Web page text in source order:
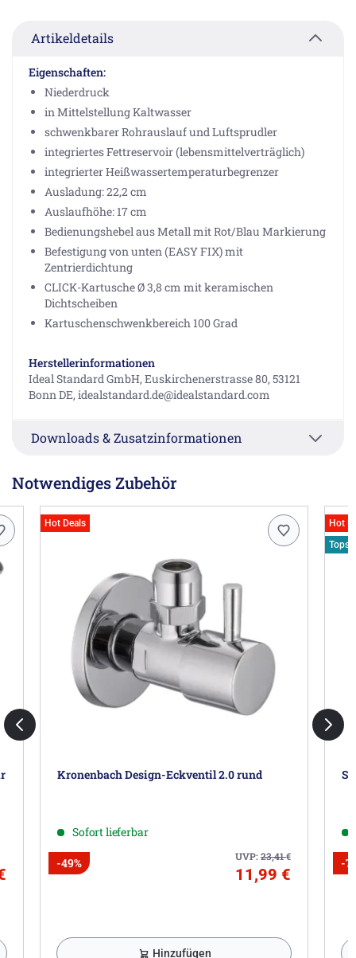
Artikeldetails
Eigenschaften:
Niederdruck
in Mittelstellung Kaltwasser
schwenkbarer Rohrauslauf und Luftsprudler
integriertes Fettreservoir (lebensmittelverträglich)
integrierter Heißwassertemperaturbegrenzer
Ausladung: 22,2 cm
Auslaufhöhe: 17 cm
Bedienungshebel aus Metall mit Rot/Blau Markierung
Befestigung von unten (EASY FIX) mit
Zentrierdichtung
CLICK-Kartusche Ø 3,8 cm mit keramischen
Dichtscheiben
Kartuschenschwenkbereich 100 Grad
Herstellerinformationen
Ideal Standard GmbH, Euskirchenerstrasse 80, 53121
Bonn DE, idealstandard.de@idealstandard.com
Downloads & Zusatzinformationen
Notwendiges Zubehör
Hot Deals
Kronenbach Design-Eckventil 2.0 rund
Sofort lieferbar
UVP:23,41€
-49%
11,99 €
Hinzufügen
Hot
-